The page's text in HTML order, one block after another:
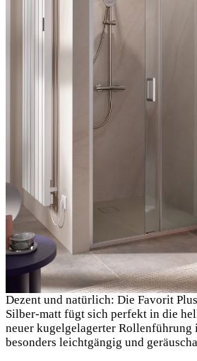
Dezent und natürlich: Die Favorit
Silber-matt fügt sich perfekt in die
neuer kugelgelagerter Rollenführung
besonders leichtgängig und